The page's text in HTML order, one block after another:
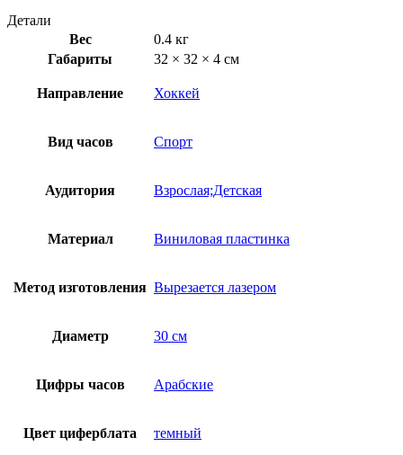
Детали
Вес
0.4 кг
Габариты
32 × 32 × 4 см
Направление Хоккей
Вид часов Спорт
Аудитория Взрослая;Детская
Материал Виниловая пластинка
Метод изготовления Вырезается лазером
Диаметр 30 см
Цифры часов Арабские
Цвет циферблата темный